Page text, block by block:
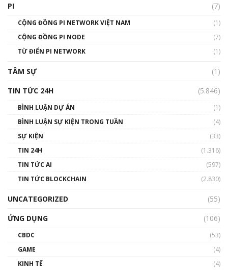
PI (7)
CỘNG ĐỒNG PI NETWORK VIỆT NAM
(1)
CỘNG ĐỒNG PI NODE
(7)
TỪ ĐIỂN PI NETWORK
(1)
TÂM SỰ
(1)
TIN TỨC 24H
(5.846)
BÌNH LUẬN DỰ ÁN
(1)
BÌNH LUẬN SỰ KIỆN TRONG TUẦN
(4)
SỰ KIỆN
(33)
TIN 24H
(1.316)
TIN TỨC AI
(597)
TIN TỨC BLOCKCHAIN
(2.830)
UNCATEGORIZED
(55)
ỨNG DỤNG
(106)
CBDC
(53)
GAME
(4)
KINH TẾ
(4)